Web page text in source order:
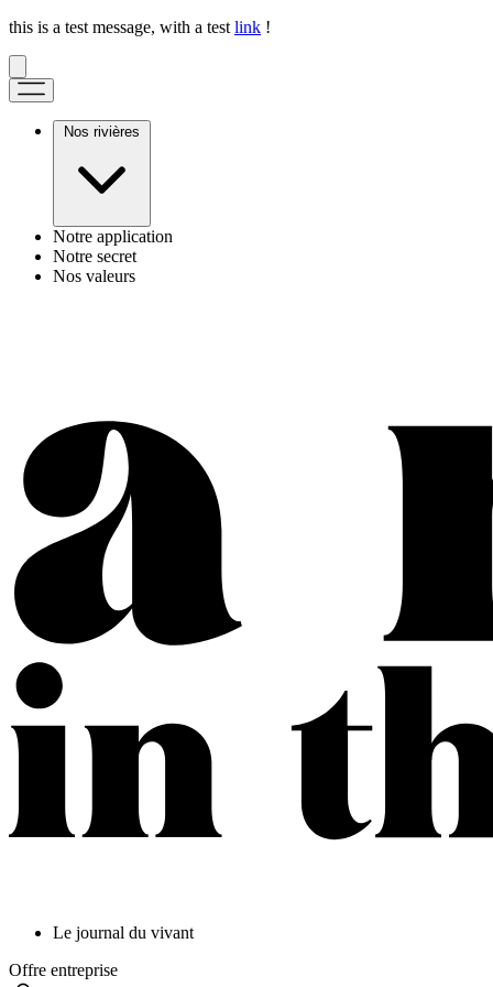
this is a test message, with a test link !
Nos rivières
Notre application
Notre secret
Nos valeurs
Le journal du vivant
Offre entreprise